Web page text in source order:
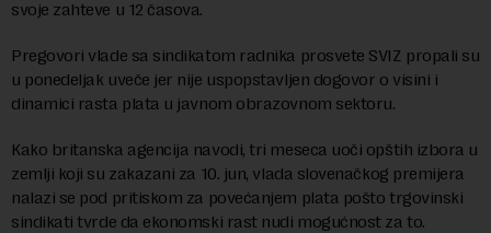
svoje zahteve u 12 časova.
Pregovori vlade sa sindikatom radnika prosvete SVIZ propali su
u ponedeljak uveče jer nije uspopstavljen dogovor o visini i
dinamici rasta plata u javnom obrazovnom sektoru.
Kako britanska agencija navodi, tri meseca uoči opštih izbora u
zemlji koji su zakazani za 10. jun, vlada slovenačkog premijera
nalazi se pod pritiskom za povećanjem plata pošto trgovinski
sindikati tvrde da ekonomski rast nudi mogućnost za to.